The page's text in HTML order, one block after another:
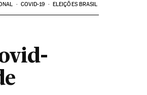
COVID-19 ELEIÇÕES BRASIL